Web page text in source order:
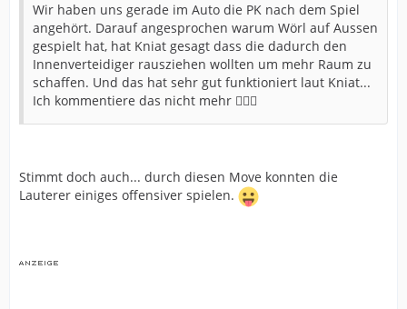
Wir haben uns gerade im Auto die PK nach dem Spiel
angehört. Darauf angesprochen warum Wörl auf Aussen
gespielt hat, hat Kniat gesagt dass die dadurch den
Innenverteidiger rausziehen wollten um mehr Raum zu
schaffen. Und das hat sehr gut funktioniert laut Kniat...
Ich kommentiere das nicht mehr 🤷🏼‍♂️
Stimmt doch auch... durch diesen Move konnten die
Lauterer einiges offensiver spielen.